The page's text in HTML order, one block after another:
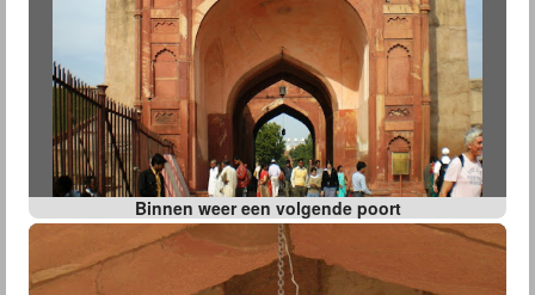
Binnen weer een volgende poort